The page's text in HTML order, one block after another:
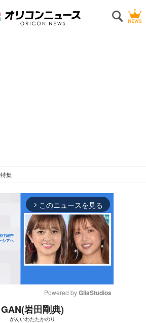
特集
arrow_forward_ios このニュースを見る
Powered by GliaStudios
GAN(岩田剛典)
がんいわたたかのり